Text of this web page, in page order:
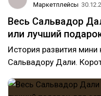
Маркетплейсы
Весь Сальвадор
или лучший
История развития
Сальвадору Дали.